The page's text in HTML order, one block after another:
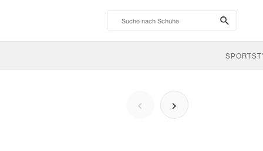
search-
btn